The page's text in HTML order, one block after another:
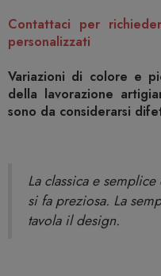
Contattaci per
personalizzati
Variazioni di colore e
della lavorazione
sono da considerarsi
La classica e
si fa preziosa. La
tavola il design.